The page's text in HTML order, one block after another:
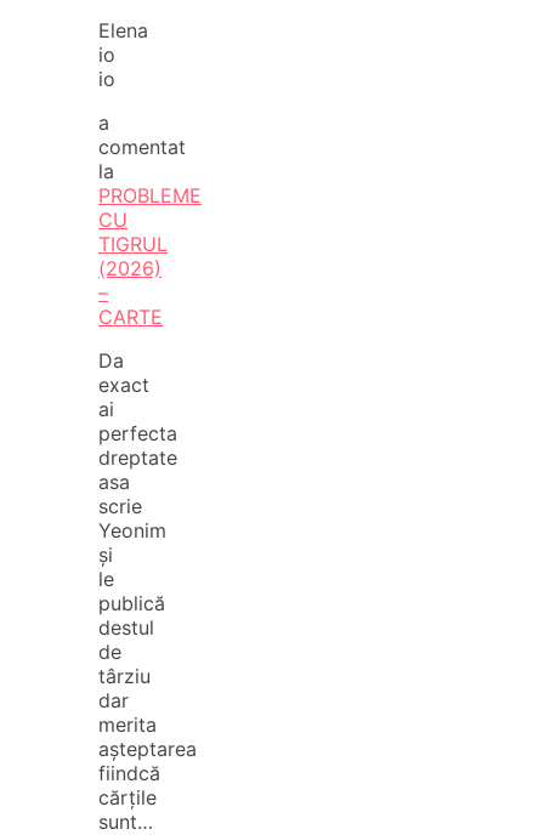
Elena
io
io
a
comentat
la
PROBLEME
CU
TIGRUL
(2026)
–
CARTE
Da
exact
ai
perfecta
dreptate
asa
scrie
Yeonim
și
le
publică
destul
de
târziu
dar
merita
așteptarea
fiindcă
cărțile
sunt…